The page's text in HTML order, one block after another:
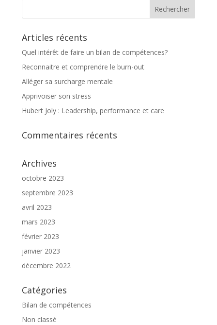
Articles récents
Quel intérêt de faire un bilan de compétences?
Reconnaitre et comprendre le burn-out
Alléger sa surcharge mentale
Apprivoiser son stress
Hubert Joly : Leadership, performance et care
Commentaires récents
Archives
octobre 2023
septembre 2023
avril 2023
mars 2023
février 2023
janvier 2023
décembre 2022
Catégories
Bilan de compétences
Non classé